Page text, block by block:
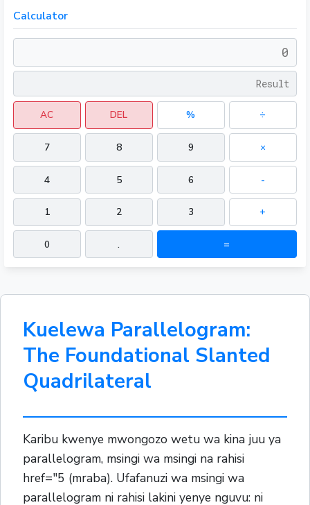
Calculator
AC DEL % ÷
7 8 9 ×
4 5 6 -
1 2 3 +
0 . =
Kuelewa Parallelogram:
The Foundational Slanted
Quadrilateral
Karibu kwenye mwongozo wetu wa kina juu ya
parallelogram, msingi wa msingi na rahisi
href="5 (mraba). Ufafanuzi wa msingi wa
parallelogram ni rahisi lakini yenye nguvu: ni